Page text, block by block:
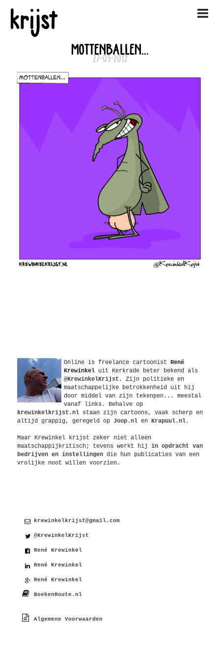
krijst
MOTTENBALLEN...
27-03-2012
Online is freelance cartoonist
René
Krewinkel uit Kerkrade beter bekend als
@KrewinkelKrijst . Zijn politieke en
maatschappelijke betrokkenheid uit hij
door middel van zijn tekenpen... meestal
vanaf links. Behalve op
krewinkelkrijst.nl staan zijn cartoons, vaak scherp en
altijd grappig, geregeld op Joop.nl en Krapuul.nl .
Maar Krewinkel krijst zeker niet alleen
maatschappijkritisch; tevens werkt hij in opdracht van
bedrijven en instellingen die hun publicaties van een
vrolijke noot willen voorzien.
krewinkelkrijst@gmail.com
@KrewinkelKrijst
René Krewinkel
René Krewinkel
René Krewinkel
BoekenRoute.nl
Algemene Voorwaarden